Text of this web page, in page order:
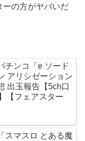
ーの方がヤバいだ
チンコ「e ソード
アリシゼーション
出玉報告【5ch口
【フェアスター
スマスロ とある魔